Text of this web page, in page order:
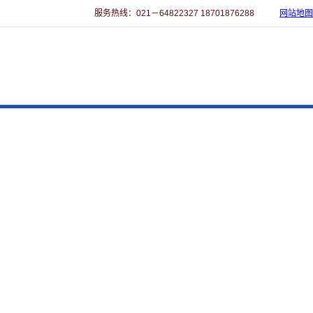
服务热线：021－64822327 18701876288 网站地图